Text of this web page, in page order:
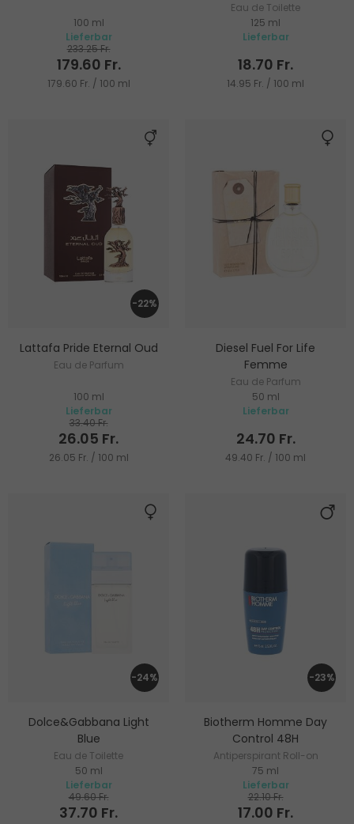
100 ml
Lieferbar
233.25 Fr.
179.60 Fr.
179.60 Fr. / 100 ml
Eau de Toilette
125 ml
Lieferbar
18.70 Fr.
14.95 Fr. / 100 ml
-22%
Lattafa Pride Eternal Oud
Eau de Parfum
100 ml
Lieferbar
33.40 Fr.
26.05 Fr.
26.05 Fr. / 100 ml
Diesel Fuel For Life
Femme
Eau de Parfum
50 ml
Lieferbar
24.70 Fr.
49.40 Fr. / 100 ml
-24%
Dolce&Gabbana Light
Blue
Eau de Toilette
50 ml
Lieferbar
49.60 Fr.
37.70 Fr.
-23%
Biotherm Homme Day
Control 48H
Antiperspirant Roll-on
75 ml
Lieferbar
22.10 Fr.
17.00 Fr.